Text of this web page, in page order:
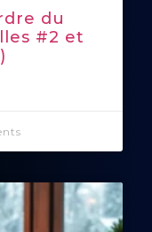
du
#2 et